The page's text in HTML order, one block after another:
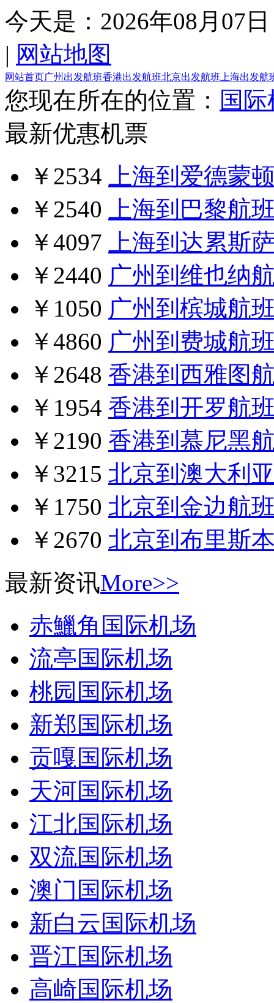
今天是： 2026年08月07日
| 网站地图
网站首页广州出发航班香港出发航班北京出发航班 上海出发航
您现在所在的位置： 国
最新优惠机票
￥2534
上海到爱德蒙
￥2540
上海到巴黎航
￥4097
上海到达累斯
￥2440 广州到维也纳
￥1050 广州到槟城航
￥4860 广州到费城航
￥2648 香港到西雅图
￥1954 香港到开罗航
￥2190 香港到慕尼黑
￥3215 北京到澳大利
￥1750 北京到金边航
￥2670 北京到布里斯
最新资讯More>>
赤鱲角国际机场
流亭国际机场
桃园国际机场
新郑国际机场
贡嘎国际机场
天河国际机场
江北国际机场
双流国际机场
澳门国际机场
新白云国际机场
晋江国际机场
高崎国际机场